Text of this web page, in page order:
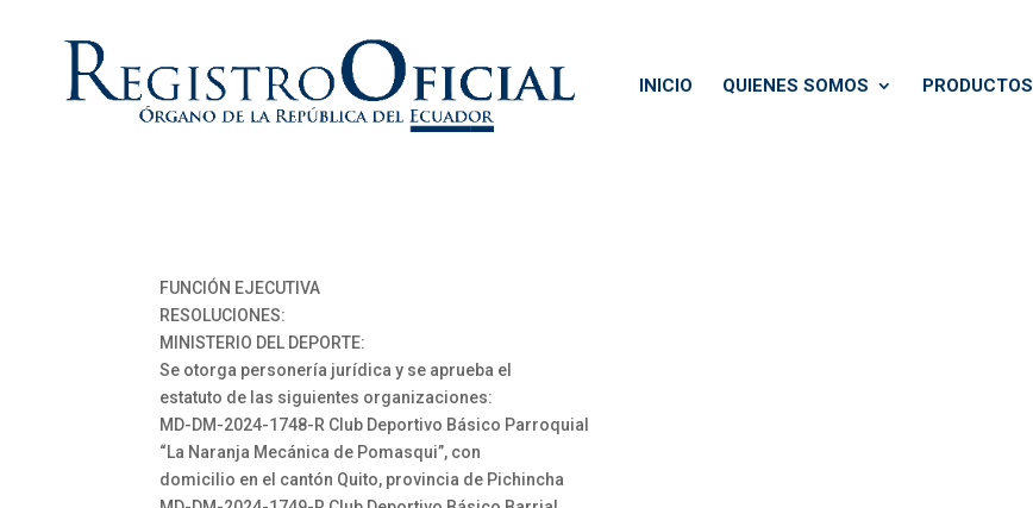
INICIO QUIENES SOMOS PRODUCTOS
FUNCIÓN EJECUTIVA
RESOLUCIONES:
MINISTERIO DEL DEPORTE:
Se otorga personería jurídica y se aprueba el
estatuto de las siguientes organizaciones:
MD-DM-2024-1748-R Club Deportivo Básico Parroquial
“La Naranja Mecánica de Pomasqui”, con
domicilio en el cantón Quito, provincia de Pichincha